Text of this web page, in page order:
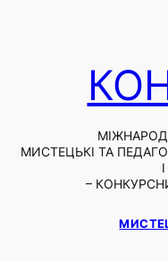
МИСТЕЦЬКІ ТА
–